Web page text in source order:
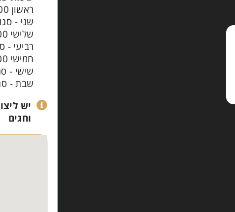
ראשון 10:00-19:00
שני -
שלישי 10:00-19:00
רביעי -
חמישי 10:00-19:00
שישי -
שבת -
יש
וחגים